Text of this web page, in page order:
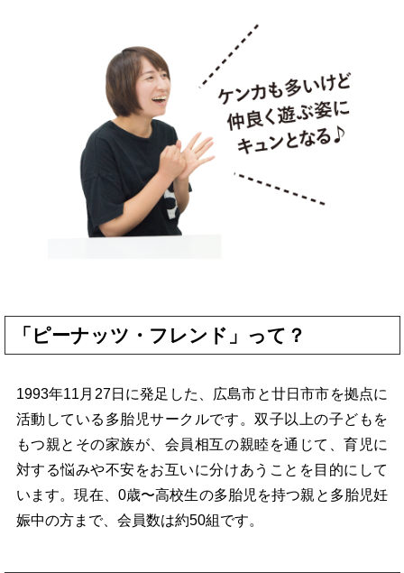
「ピーナッツ・フレンド」って？
1993年11月27日に発足した、広島市と廿日市市を拠点に
活動している多胎児サークルです。双子以上の子どもを
もつ親とその家族が、会員相互の親睦を通じて、育児に
対する悩みや不安をお互いに分けあうことを目的にして
います。現在、0歳〜高校生の多胎児を持つ親と多胎児妊
娠中の方まで、会員数は約50組です。